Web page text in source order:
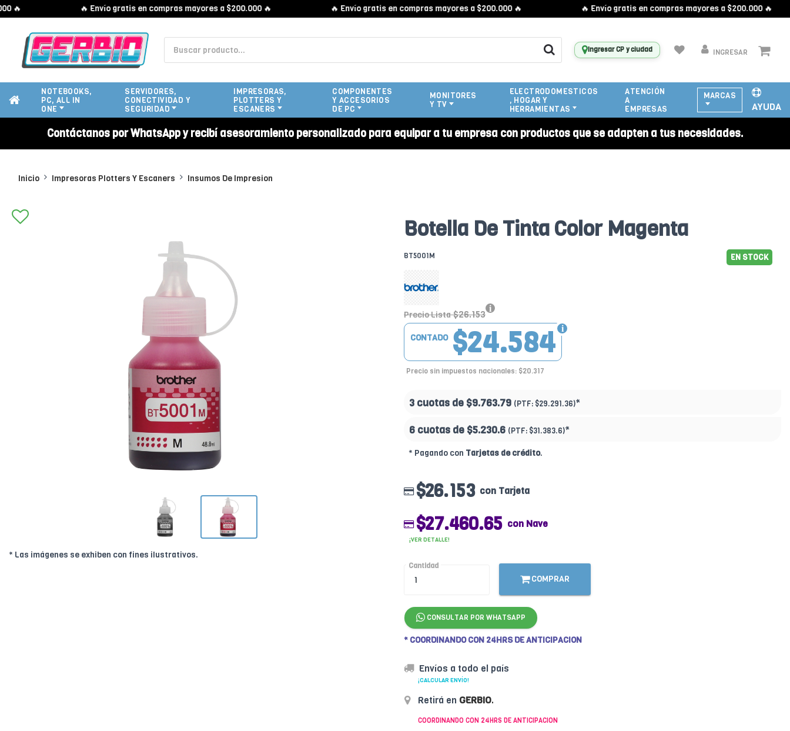
🔥 Envío gratis en compras mayores a $200.000 🔥 🔥 Envío gratis en compras mayores a $200.000 🔥 🔥 Envío gratis en compras mayores a $200.000 🔥
Ingresar CP y ciudad INGRESAR
NOTEBOOKS,
PC, ALL IN
ONE
SERVIDORES,
CONECTIVIDAD Y
SEGURIDAD
IMPRESORAS,
PLOTTERS Y
ESCANERS
COMPONENTES
Y ACCESORIOS
DE PC
MONITORES
Y TV
ELECTRODOMESTICOS
, HOGAR Y
HERRAMIENTAS
ATENCIÓN
A
EMPRESAS
MARCAS
AYUDA
Contáctanos por WhatsApp y recibí asesoramiento personalizado para equipar a tu empresa con productos que se adapten a tus necesidades.
Inicio Impresoras Plotters Y Escaners Insumos De Impresion
* Las imágenes se exhiben con fines ilustrativos.
Botella De Tinta Color Magenta
BT5001M EN STOCK
Precio Lista $26.153
$24.584
CONTADO
Precio sin impuestos nacionales: $20.317
3 cuotas de $9.763.79 (PTF: $29.291.36)*
6 cuotas de $5.230.6 (PTF: $31.383.6)*
* Pagando con Tarjetas de crédito.
$26.153 con Tarjeta
$27.460.65 con Nave
¡VER DETALLE!
Cantidad
COMPRAR
CONSULTAR POR WHATSAPP
* COORDINANDO CON 24HRS DE ANTICIPACION
Envíos a todo el país
¡CALCULAR ENVÍO!
Retirá en GERBIO.
COORDINANDO CON 24HRS DE ANTICIPACION